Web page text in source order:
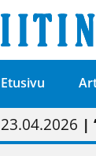
Etusivu
01.02.2026 |
05.02.2026 |
23.04.2026 |
09.05.2026|